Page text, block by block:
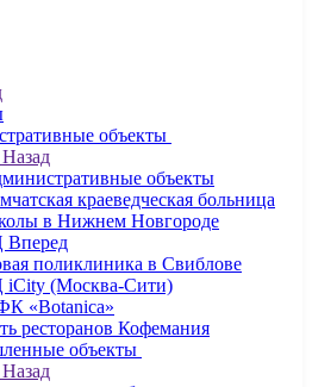
объекты
Назад
объекты
краеведческая больница
в Нижнем Новгороде
Вперед
поликлиника в Свиблове
iCity (Москва-Сити)
«Botanica»
ресторанов Кофемания
объекты
Назад